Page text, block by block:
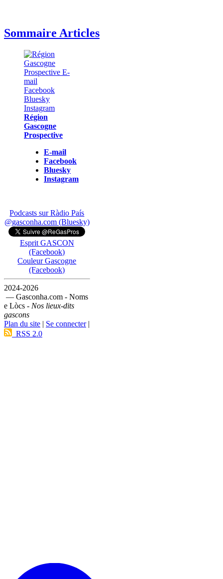
Sommaire Articles
Région
Gascogne
Prospective
E-mail
Facebook
Bluesky
Instagram
Podcasts sur Ràdio País
@gasconha.com (Bluesky)
Esprit GASCON
(Facebook)
Couleur Gascogne
(Facebook)
2024-2026
— Gasconha.com - Noms
e Lòcs - Nos lieux-dits
gascons
Plan du site | Se connecter|
RSS 2.0